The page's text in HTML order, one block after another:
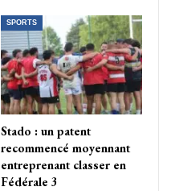
SPORTS
Stado : un patent
recommencé moyennant
entreprenant classer en
Fédérale 3